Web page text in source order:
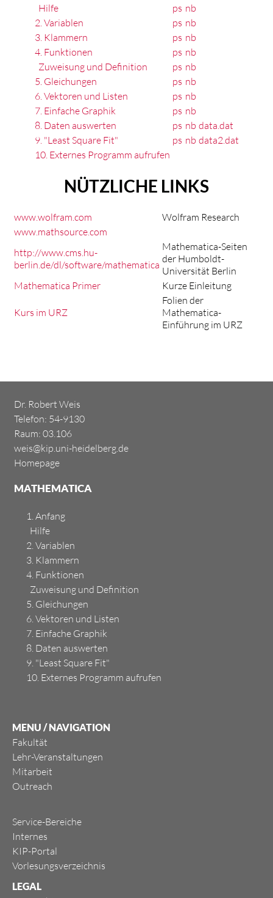
Hilfe
ps nb
2. Variablen
ps nb
3. Klammern
ps nb
4. Funktionen
ps nb
Zuweisung und Definition
ps nb
5. Gleichungen
ps nb
6. Vektoren und Listen
ps nb
7. Einfache Graphik
ps nb
8. Daten auswerten
ps nb data.dat
9. "Least Square Fit"
ps nb data2.dat
10. Externes Programm aufrufen
NÜTZLICHE LINKS
www.wolfram.com
Wolfram Research
www.mathsource.com
http://www.cms.hu-
berlin.de/dl/software/mathematica
Mathematica-Seiten
der Humboldt-
Universität Berlin
Mathematica Primer
Kurze Einleitung
Kurs im URZ
Folien der
Mathematica-
Einführung im URZ
Dr. Robert Weis
Telefon: 54-9130
Raum: 03.106
weis@kip.uni-heidelberg.de
Homepage
MATHEMATICA
1. Anfang
Hilfe
2. Variablen
3. Klammern
4. Funktionen
Zuweisung und Definition
5. Gleichungen
6. Vektoren und Listen
7. Einfache Graphik
8. Daten auswerten
9. "Least Square Fit"
10. Externes Programm aufrufen
MENU / NAVIGATION
Fakultät
Lehr-Veranstaltungen
Mitarbeit
Outreach
Service-Bereiche
Internes
KIP-Portal
Vorlesungsverzeichnis
LEGAL